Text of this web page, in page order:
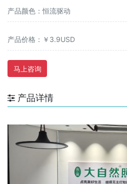
产品颜色：恒流驱动
产品价格：￥3.9USD
马上咨询
产品详情